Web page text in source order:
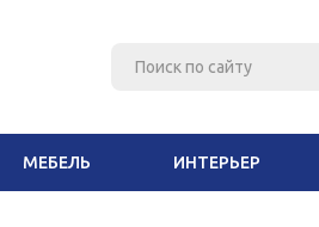
МЕБЕЛЬ ИНТЕРЬЕР